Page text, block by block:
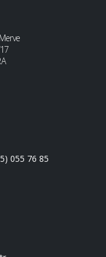
055 76 85